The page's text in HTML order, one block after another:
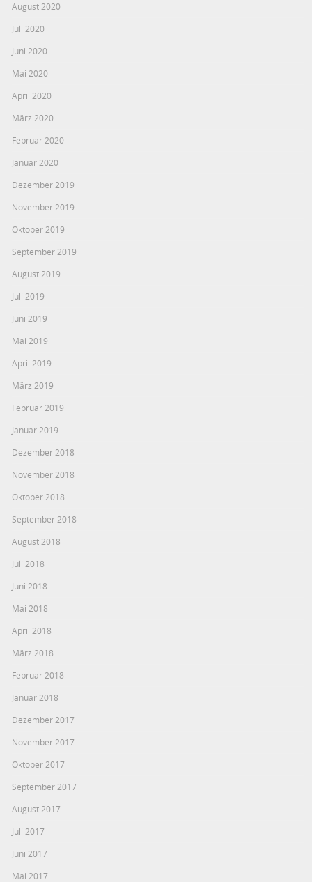
August 2020
Juli 2020
Juni 2020
Mai 2020
April 2020
März 2020
Februar 2020
Januar 2020
Dezember 2019
November 2019
Oktober 2019
September 2019
August 2019
Juli 2019
Juni 2019
Mai 2019
April 2019
März 2019
Februar 2019
Januar 2019
Dezember 2018
November 2018
Oktober 2018
September 2018
August 2018
Juli 2018
Juni 2018
Mai 2018
April 2018
März 2018
Februar 2018
Januar 2018
Dezember 2017
November 2017
Oktober 2017
September 2017
August 2017
Juli 2017
Juni 2017
Mai 2017